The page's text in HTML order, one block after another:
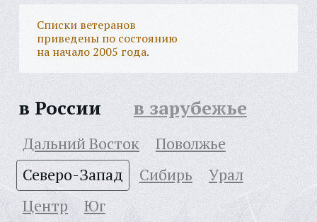
Списки ветеранов
приведены по состоянию
на начало 2005 года.
в России в зарубежье
Дальний Восток
Поволжье
Северо-Запад
Сибирь
Урал
Центр
Юг